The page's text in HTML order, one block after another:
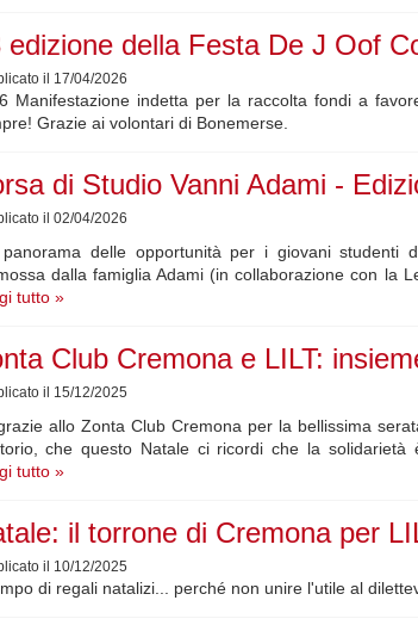
edizione della Festa De J Oof
il 17/04/2026
Manifestazione indetta per la raccolta fondi a
Grazie ai volontari di Bonemerse.
di Studio Vanni Adami -
il 02/04/2026
delle opportunità per i giovani studenti
dalla famiglia Adami (in collaborazione con la
tutto »
Club Cremona e LILT:
il 15/12/2025
allo Zonta Club Cremona per la bellissima
che questo Natale ci ricordi che la
tutto »
il torrone di Cremona per
il 10/12/2025
di regali natalizi... perché non unire l'utile al